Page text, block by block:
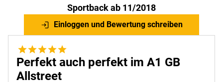
Sportback ab 11/2018
Einloggen und Bewertung schreiben
5 von 5
Perfekt auch perfekt im A1 GB
Allstreet